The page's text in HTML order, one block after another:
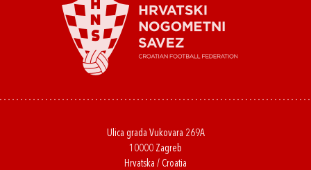
Ulica grada Vukovara 269A
10000 Zagreb
Hrvatska / Croatia